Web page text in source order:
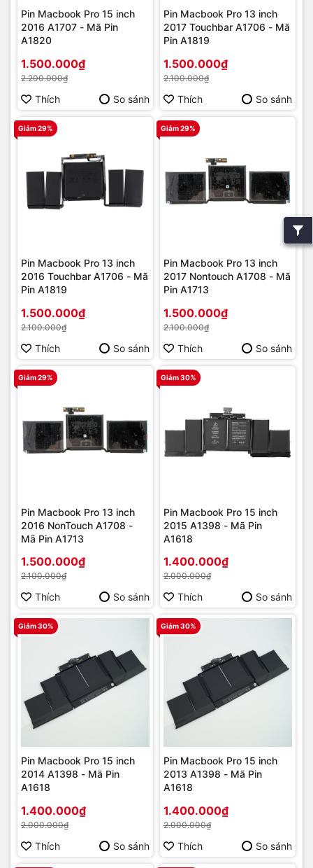
Pin Macbook Pro 15 inch
2016 A1707 - Mã Pin
A1820
1.500.000₫
2.200.000₫
Thích So sánh
Pin Macbook Pro 13 inch
2017 Touchbar A1706 - Mã
Pin A1819
1.500.000₫
2.100.000₫
Thích So sánh
Giảm 29%
Pin Macbook Pro 13 inch
2016 Touchbar A1706 - Mã
Pin A1819
1.500.000₫
2.100.000₫
Thích So sánh
Giảm 29%
Pin Macbook Pro 13 inch
2017 Nontouch A1708 - Mã
Pin A1713
1.500.000₫
2.100.000₫
Thích So sánh
Giảm 29%
Pin Macbook Pro 13 inch
2016 NonTouch A1708 -
Mã Pin A1713
1.500.000₫
2.100.000₫
Thích So sánh
Giảm 30%
Pin Macbook Pro 15 inch
2015 A1398 - Mã Pin
A1618
1.400.000₫
2.000.000₫
Thích So sánh
Giảm 30%
Pin Macbook Pro 15 inch
2014 A1398 - Mã Pin
A1618
1.400.000₫
2.000.000₫
Thích So sánh
Giảm 30%
Pin Macbook Pro 15 inch
2013 A1398 - Mã Pin
A1618
1.400.000₫
2.000.000₫
Thích So sánh